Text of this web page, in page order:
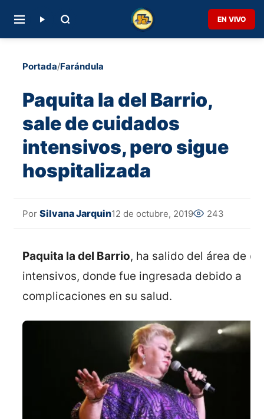
EN VIVO
Portada/Farándula
Paquita la del Barrio,
sale de cuidados
intensivos, pero sigue
hospitalizada
Por Silvana Jarquin12 de octubre, 2019 243
Paquita la del Barrio, ha salido del área de
intensivos, donde fue ingresada debido a
complicaciones en su salud.